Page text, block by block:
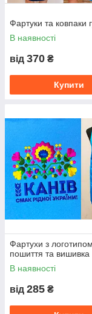
Фартуки та ковпаки
В наявності
від 370 ₴
Купити
Фартухи з
пошиття та вишивка
В наявності
від 285 ₴